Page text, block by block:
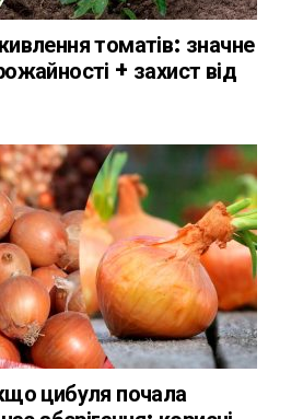
томатів: значне
+ захист від
цибуля почала